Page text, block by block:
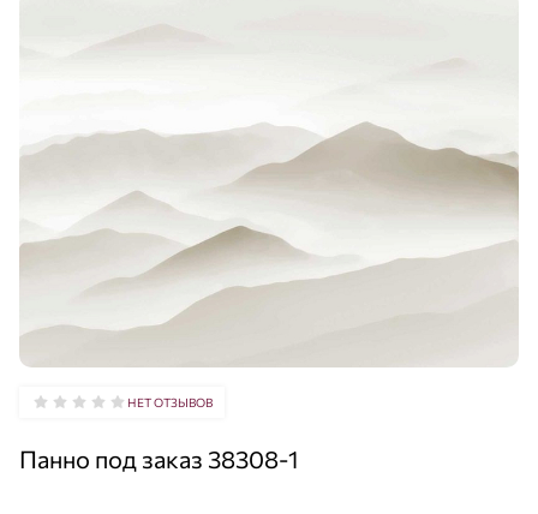
НЕТ ОТЗЫВОВ
Панно под заказ 38308-1